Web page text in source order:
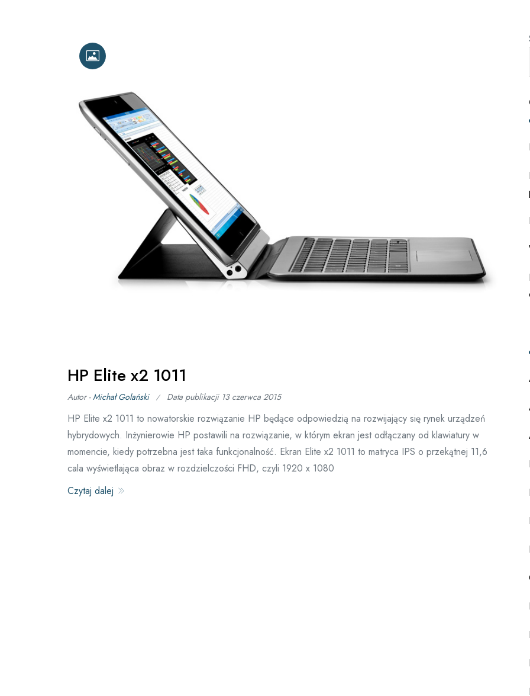
HP Elite x2 1011
Autor -Michał Golański Data publikacji 13 czerwca 2015
HP Elite x2 1011 to nowatorskie rozwiązanie HP będące odpowiedzią na rozwijający się rynek urządzeń
hybrydowych. Inżynierowie HP postawili na rozwiązanie, w którym ekran jest odłączany od klawiatury w
momencie, kiedy potrzebna jest taka funkcjonalność. Ekran Elite x2 1011 to matryca IPS o przekątnej 11,6
cala wyświetlająca obraz w rozdzielczości FHD, czyli 1920 x 1080
Czytaj dalej